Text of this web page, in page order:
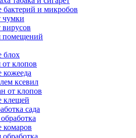
и микробов
чумки
вирусов
помещений
блох
клопов
ксевил
от клопов
клещей
сада
комаров